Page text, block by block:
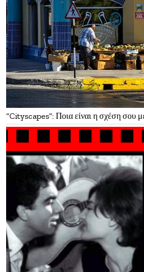
“Cityscapes”: Ποια είναι η σχέση σου